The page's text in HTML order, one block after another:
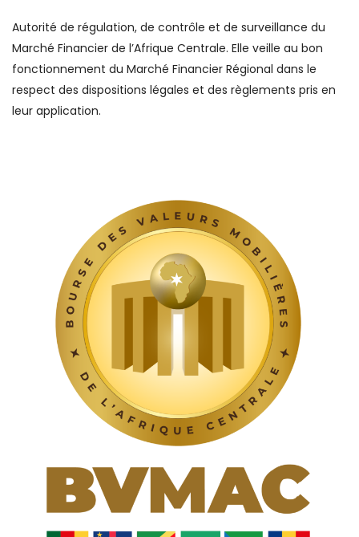
Autorité de régulation, de contrôle et de surveillance du
Marché Financier de l’Afrique Centrale. Elle veille au bon
fonctionnement du Marché Financier Régional dans le
respect des dispositions légales et des règlements pris en
leur application.